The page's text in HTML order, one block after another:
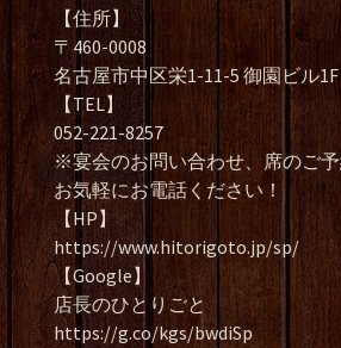
【住所】
〒460-0008
名古屋市中区栄1-11-5 御園ビル1F
【TEL】
052-221-8257
※宴会のお問い合わせ、席のご
お気軽にお電話ください！
【HP】
https://www.hitorigoto.jp/sp/
【Google】
店長のひとりごと
https://g.co/kgs/bwdiSp